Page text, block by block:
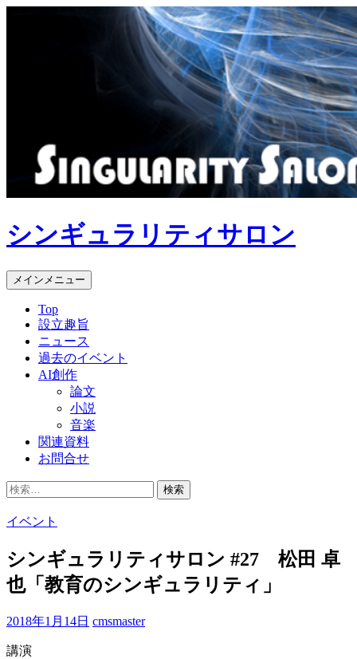
シンギュラリティサロン
検
索
メインメニュー
Top
設立趣旨
ニュース
過去のイベント
AI創作
論文
小説
音楽
関連資料
お問合せ
検
イベント
シンギュラリティサロン #27 松田 卓
也「教育のシンギュラリティ」
2018年1月14日 cmsmaster
講演